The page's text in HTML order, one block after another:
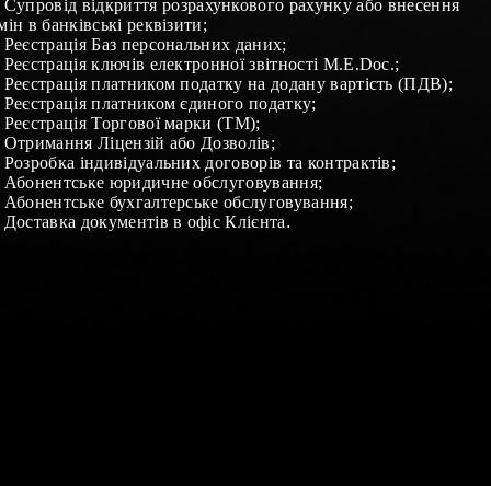
Супровід відкриття розрахункового рахунку або внесення
в банківські реквізити;
Реєстрація Баз персональних даних;
Реєстрація ключів електронної звітності М.Е.Doc.;
Реєстрація платником податку на додану вартість (ПДВ);
Реєстрація платником єдиного податку;
Реєстрація Торгової марки (ТМ);
Отримання Ліцензій або Дозволів;
Розробка індивідуальних договорів та контрактів;
Абонентське юридичне обслуговування;
Абонентське бухгалтерське обслуговування;
Доставка документів в офіс Клієнта.